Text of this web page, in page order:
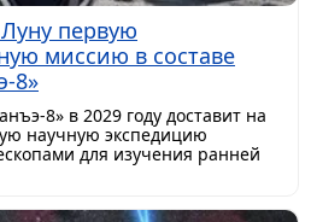
первую
миссию в составе
8»
8» в 2029 году доставит на
научную экспедицию
для изучения ранней